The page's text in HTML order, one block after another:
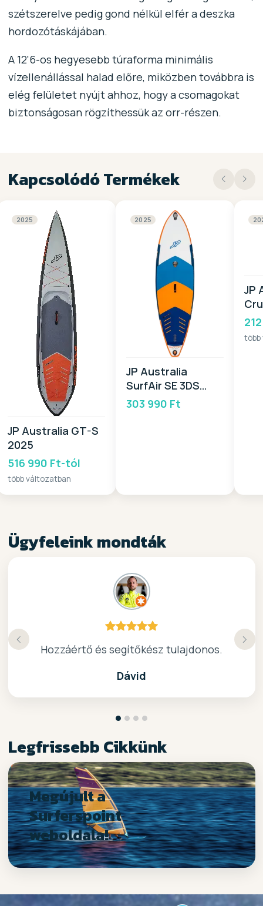
szétszerelve pedig gond nélkül elfér a deszka
hordozótáskájában.
A 12'6-os hegyesebb túraforma minimális
vízellenállással halad előre, miközben továbbra is
elég felületet nyújt ahhoz, hogy a csomagokat
biztonságosan rögzíthessük az orr-részen.
Kapcsolódó Termékek
2025
JP Australia GT-S
2025
516 990 Ft-tól
több változatban
2025
JP Australia
SurfAir SE 3DS
2025
303 990 Ft
JP
Ügyfeleink mondták
Hozzáértő és segítőkész tulajdonos.
Dávid
kiváló surf-ös bolt .. ajánlom!
Nagyon kedves elado, jo kis bolt :)
Köszönöm a gyors, barátságos kiszolgálast.
Legfrissebb Cikkünk
Megújult a
Surferspoint
weboldala!